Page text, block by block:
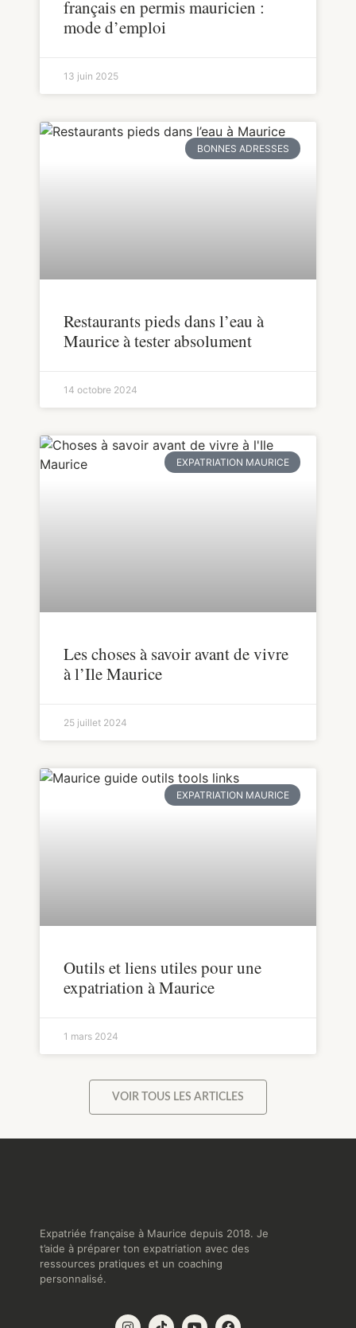
français en permis mauricien :
mode d’emploi
13 juin 2025
BONNES ADRESSES
Restaurants pieds dans l’eau à
Maurice à tester absolument
14 octobre 2024
EXPATRIATION MAURICE
Les choses à savoir avant de vivre
à l’Ile Maurice
25 juillet 2024
EXPATRIATION MAURICE
Outils et liens utiles pour une
expatriation à Maurice
1 mars 2024
VOIR TOUS LES ARTICLES
Expatriée française à Maurice depuis 2018. Je
t’aide à préparer ton expatriation avec des
ressources pratiques et un coaching
personnalisé.